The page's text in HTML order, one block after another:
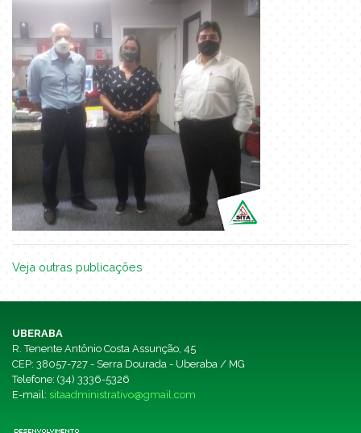
Veja outras publicações
UBERABA
R. Tenente Antônio Costa Assunção, 45
CEP: 38057-727 - Serra Dourada - Uberaba / MG
Telefone: (34) 3336-5326
E-mail: sitaadministrativo@gmail.com